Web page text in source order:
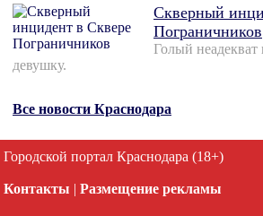
Скверный
Пограничников
Голый неадекват
девушку.
Все новости Краснодара
Городской портал Краснодара (18+)
Контакты | Размещение рекламы